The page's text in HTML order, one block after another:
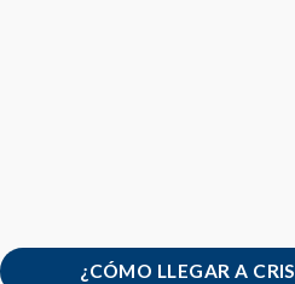
¿CÓMO LLEGAR A